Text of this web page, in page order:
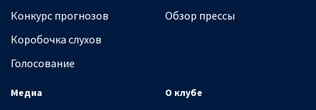
Конкурс прогнозов
Коробочка слухов
Голосование
Обзор прессы
Медиа О клубе